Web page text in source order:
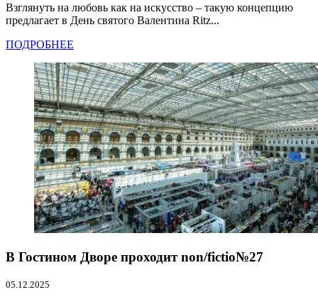
Взглянуть на любовь как на искусство – такую концепцию
предлагает в День святого Валентина Ritz...
ПОДРОБНЕЕ
В Гостином Дворе проходит non/fictio№27
05.12.2025